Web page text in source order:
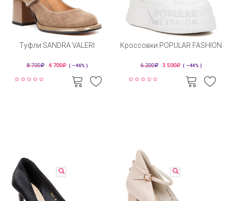
Туфли SANDRA VALERI
8 700 4 700 ( —46% )
Кроссовки POPULAR FASHION
6 200 3 500 ( —44% )